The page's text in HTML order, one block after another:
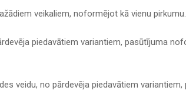
veikaliem, noformējot kā vienu pirkumu.
piedavātiem variantiem, pasūtījuma
veidu, no pārdevēja piedavātiem